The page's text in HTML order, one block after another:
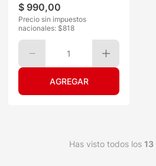
$ 990,00
Precio sin impuestos
nacionales: $818
1
Has visto todos los 13